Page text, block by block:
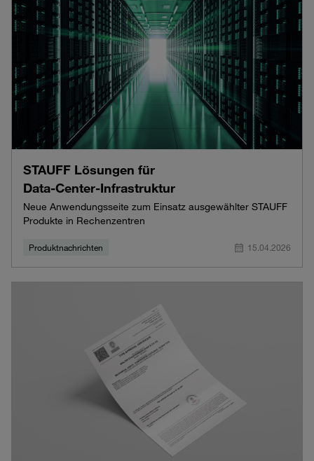
STAUFF Lösungen für
Data‑Center‑Infrastruktur
Neue Anwendungsseite zum Einsatz ausgewählter STAUFF
Produkte in Rechenzentren
Produktnachrichten 15.04.2026